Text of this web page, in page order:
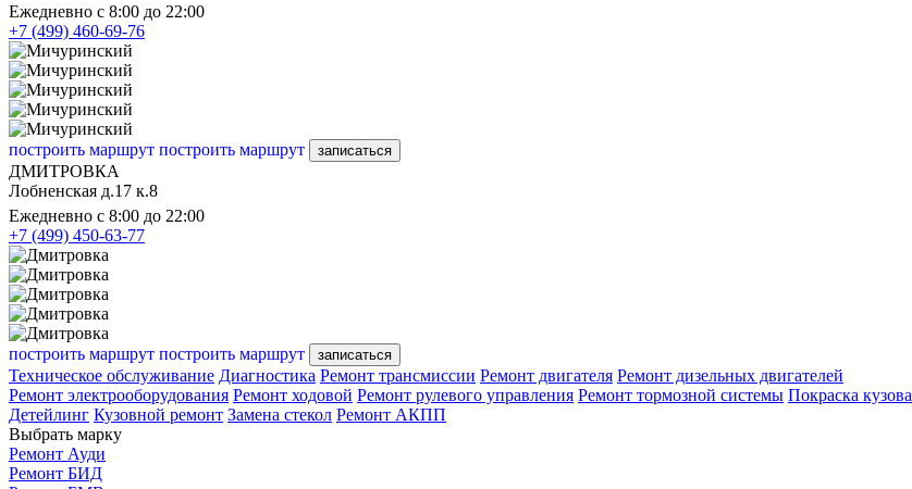
Ежедневно с 8:00 до 22:00
+7 (499) 460-69-76
построить маршрут построить маршрут записаться
ДМИТРОВКА
Лобненская д.17 к.8
Ежедневно с 8:00 до 22:00
+7 (499) 450-63-77
построить маршрут построить маршрут записаться
Техническое обслуживание Диагностика Ремонт трансмиссии Ремонт двигателя Ремонт дизельных двигателей
Ремонт электрооборудования Ремонт ходовой Ремонт рулевого управления Ремонт тормозной системы Покраска кузова
Детейлинг Кузовной ремонт Замена стекол Ремонт АКПП
Выбрать марку
Ремонт Ауди
Ремонт БИД